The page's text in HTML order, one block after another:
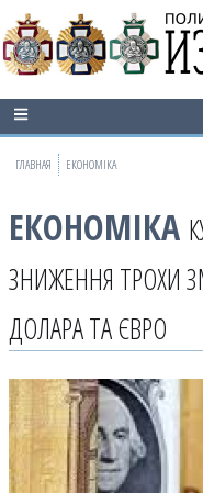
ГЛАВНАЯ ЕКОНОМІКА
ЕКОНОМІКА
ЗНИЖЕННЯ ТРОХИ
ДОЛАРА ТА ЄВРО